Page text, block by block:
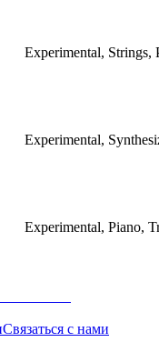
Experimental, Strings,
Experimental,
Experimental, Piano,
Связаться с нами